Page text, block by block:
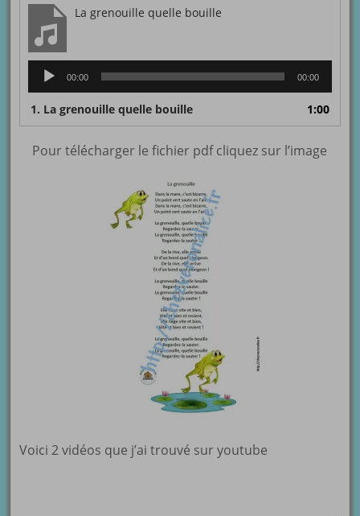
La grenouille quelle bouille
Lecteur
audio
00:00 00:00
1. La grenouille quelle bouille 1:00
Pour télécharger le fichier pdf cliquez sur l’image
Voici 2 vidéos que j’ai trouvé sur youtube